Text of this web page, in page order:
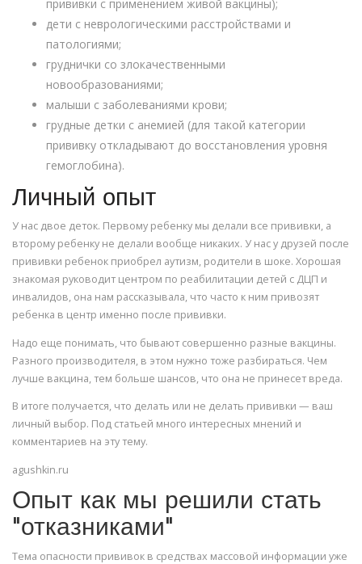
прививки с применением живой вакцины);
дети с неврологическими расстройствами и
патологиями;
груднички со злокачественными
новообразованиями;
малыши с заболеваниями крови;
грудные детки с анемией (для такой категории
прививку откладывают до восстановления уровня
гемоглобина).
Личный опыт
У нас двое деток. Первому ребенку мы делали все прививки, а
второму ребенку не делали вообще никаких. У нас у друзей после
прививки ребенок приобрел аутизм, родители в шоке. Хорошая
знакомая руководит центром по реабилитации детей с ДЦП и
инвалидов, она нам рассказывала, что часто к ним привозят
ребенка в центр именно после прививки.
Надо еще понимать, что бывают совершенно разные вакцины.
Разного производителя, в этом нужно тоже разбираться. Чем
лучше вакцина, тем больше шансов, что она не принесет вреда.
В итоге получается, что делать или не делать прививки — ваш
личный выбор. Под статьей много интересных мнений и
комментариев на эту тему.
agushkin.ru
Опыт как мы решили стать
"отказниками"
Тема опасности прививок в средствах массовой информации уже